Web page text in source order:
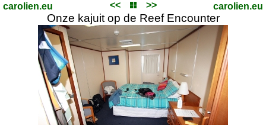
carolien.eu << >> carolien.eu
Onze kajuit op de Reef Encounter